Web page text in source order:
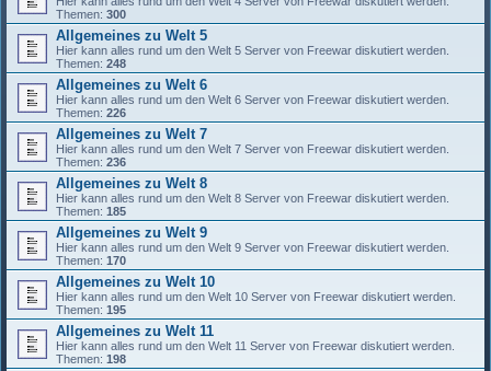
Themen: 300
Allgemeines zu Welt 5
Hier kann alles rund um den Welt 5 Server von Freewar diskutiert werden.
Themen: 248
Allgemeines zu Welt 6
Hier kann alles rund um den Welt 6 Server von Freewar diskutiert werden.
Themen: 226
Allgemeines zu Welt 7
Hier kann alles rund um den Welt 7 Server von Freewar diskutiert werden.
Themen: 236
Allgemeines zu Welt 8
Hier kann alles rund um den Welt 8 Server von Freewar diskutiert werden.
Themen: 185
Allgemeines zu Welt 9
Hier kann alles rund um den Welt 9 Server von Freewar diskutiert werden.
Themen: 170
Allgemeines zu Welt 10
Hier kann alles rund um den Welt 10 Server von Freewar diskutiert werden.
Themen: 195
Allgemeines zu Welt 11
Hier kann alles rund um den Welt 11 Server von Freewar diskutiert werden.
Themen: 198